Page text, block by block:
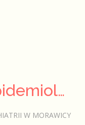
Specjalista ds. epidemiologii (k/m)
W MORAWICY